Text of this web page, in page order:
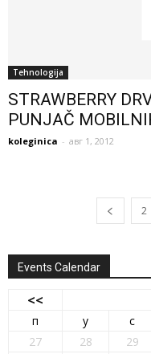
Tehnologija
STRAWBERRY
PUNJAČ
koleginica - авг 1, 2012
2
Events Calendar
<<
п у с
27
28 29